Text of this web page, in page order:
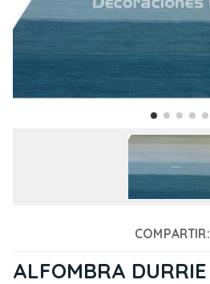
COMPARTIR:
ALFOMBRA DURRIE